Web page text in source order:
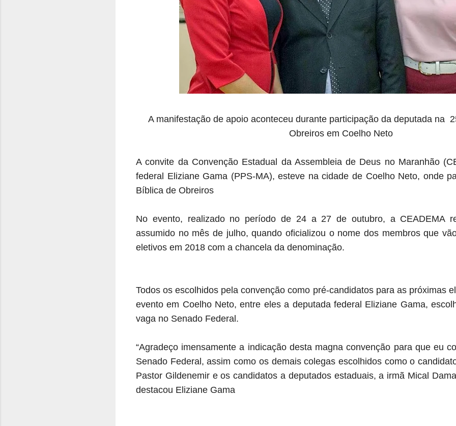
A manifestação de apoio aconteceu durante participação da deputada na
Obreiros em Coelho Neto
A convite da Convenção Estadual da Assembleia de Deus no Maranhão
federal Eliziane Gama (PPS-MA), esteve na cidade de Coelho Neto, onde
Bíblica de Obreiros
No evento, realizado no período de 24 a 27 de outubro, a CEADEMA
assumido no mês de julho, quandooficializou o nome dos membros que
eletivos em 2018 com a chancela da denominação.
Todos os escolhidos pela convenção como pré-candidatos para as próximas
evento em Coelho Neto, entre eles a deputada federal Eliziane Gama,
vaga no Senado Federal.
“Agradeço imensamente a indicação desta magna convenção para que eu
Senado Federal, assim como os demais colegas escolhidos como o
Pastor Gildenemir e os candidatos a deputados estaduais, a irmã Mical
destacou Eliziane Gama